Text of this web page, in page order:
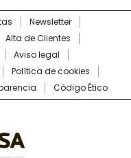
Newsletter
Alta de Clientes
Aviso legal
Política de cookies
Código Ético